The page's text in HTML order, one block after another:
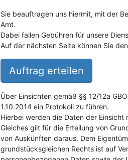
Sie beauftragen uns hiermit, mit der
Amt.
Dabei fallen Gebühren für unsere
Auf der nächsten Seite können Sie
Auftrag erteilen
Über Einsichten gemäß §§ 12/12a
1.10.2014 ein Protokoll zu führen.
Hierbei werden die Daten der Einsicht
Gleiches gilt für die Erteilung von
von Auskünften daraus. Dem
grundstücksgleichen Rechts ist auf